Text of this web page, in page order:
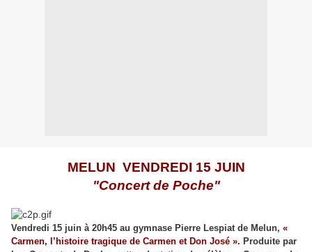
MELUN VENDREDI 15 JUIN
"Concert de Poche"
Vendredi 15 juin à 20h45 au gymnase Pierre Lespiat de Melun, «
Carmen, l’histoire tragique de Carmen et Don José ». Produite par